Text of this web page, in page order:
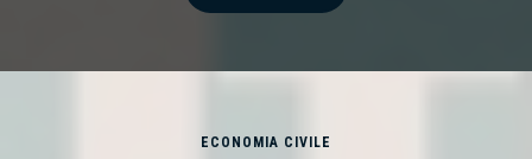
ECONOMIA CIVILE